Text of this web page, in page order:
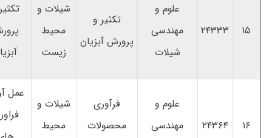
۱۵ ۲۴۳۳۳
علوم و
مهندسی
شیلات
تکثیر و
پرورش آبزیان
شیلات و
محیط
زیست
۱۶ ۲۴۳۶۴
علوم و
مهندسی
فرآوری
محصولات
شیلات و
محیط
عمل